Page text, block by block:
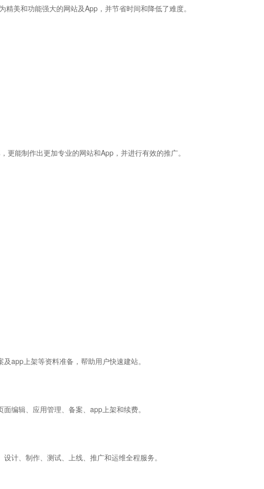
美和功能强大的网站及App，并节省时间和降低了难度。
能制作出更加专业的网站和App，并进行有效的推广。
app上架等资料准备，帮助用户快速建站。
编辑、应用管理、备案、app上架和续费。
计、制作、测试、上线、推广和运维全程服务。